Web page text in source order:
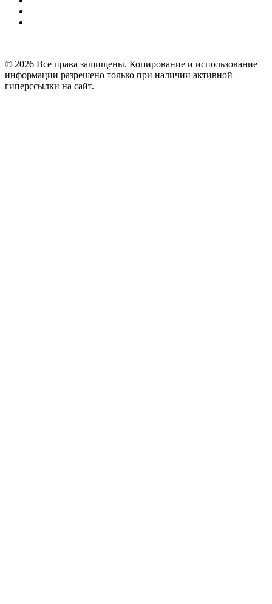
© 2026 Все права защищены. Копирование и использование
информации разрешено только при наличии активной
гиперссылки на сайт.